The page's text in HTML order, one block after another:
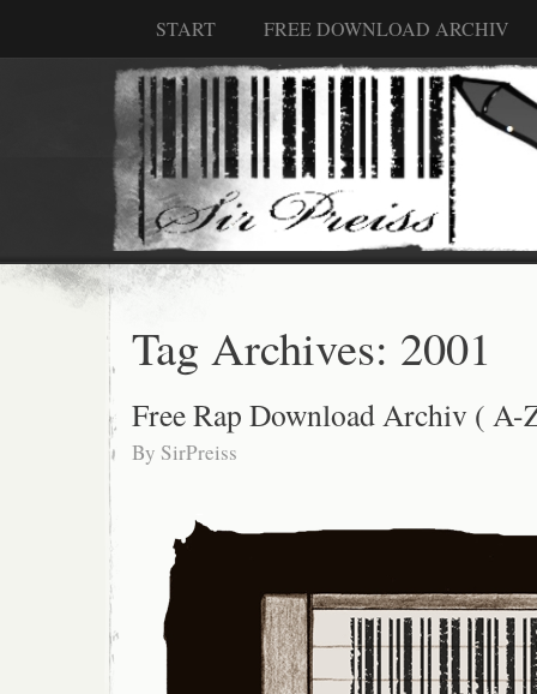
START FREE DOWNLOAD ARCHIV
Tag Archives: 2001
Free Rap Download Archiv ( A-
By SirPreiss